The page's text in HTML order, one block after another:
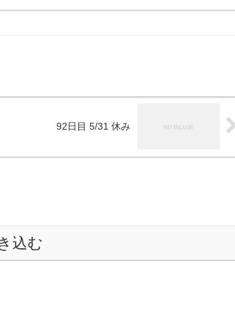
92日目 5/31 休み
込む